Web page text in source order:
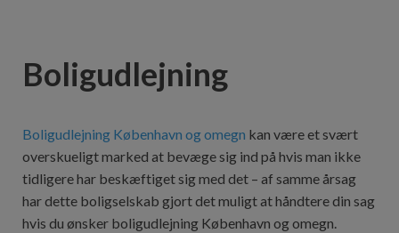
Boligudlejning
Boligudlejning København og omegn kan være et svært
overskueligt marked at bevæge sig ind på hvis man ikke
tidligere har beskæftiget sig med det – af samme årsag
har dette boligselskab gjort det muligt at håndtere din sag
hvis du ønsker boligudlejning København og omegn.